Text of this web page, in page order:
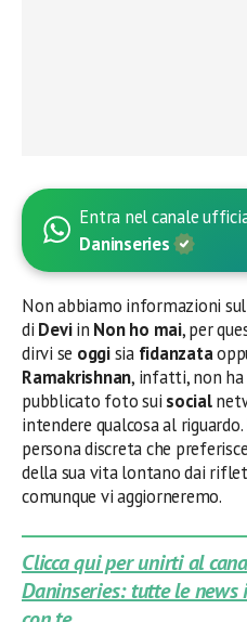
Entra nel canale
Daninseries
Non abbiamo informazioni
di Deviin Non ho mai, per
dirvi se oggisia fidanzata
Ramakrishnan, infatti, non
pubblicato foto sui social
intendere qualcosa al
persona discreta che
della sua vita lontano dai
comunque vi aggiorneremo.
Clicca qui per unirti al
Daninseries: tutte le news